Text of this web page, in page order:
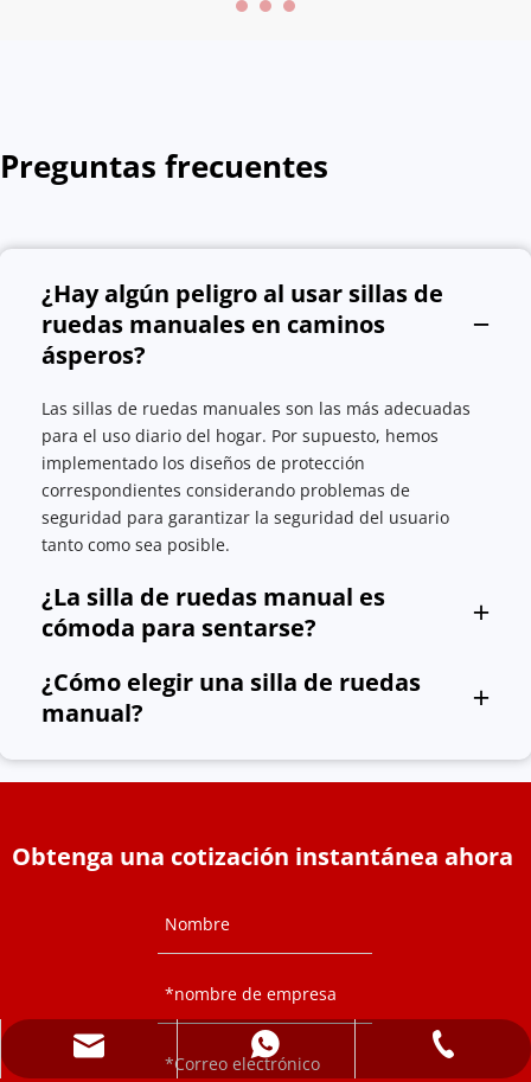
Preguntas frecuentes
¿Hay algún peligro al usar sillas de
ruedas manuales en caminos
ásperos?
Las sillas de ruedas manuales son las más adecuadas
para el uso diario del hogar. Por supuesto, hemos
implementado los diseños de protección
correspondientes considerando problemas de
seguridad para garantizar la seguridad del usuario
tanto como sea posible.
¿La silla de ruedas manual es
cómoda para sentarse?
Proporcionamos cojines de asiento opcionales,
reposacabezas y respaldos para hacer que el viaje del
usuario sea más cómodo.
¿Cómo elegir una silla de ruedas
manual?
Seleccione una silla de ruedas adecuada de acuerdo con
su escenario de uso. Si aún tiene preguntas, contáctenos.
Obtenga una cotización instantánea ahora
info@dragonmfc.com
+86-15250486691
+86-15250486691